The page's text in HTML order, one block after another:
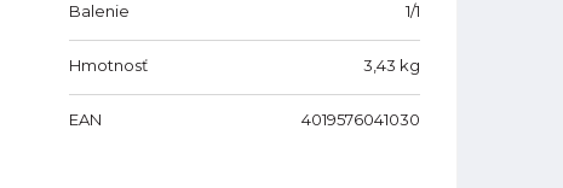
Balenie 1/1
Hmotnosť 3,43 kg
EAN 4019576041030